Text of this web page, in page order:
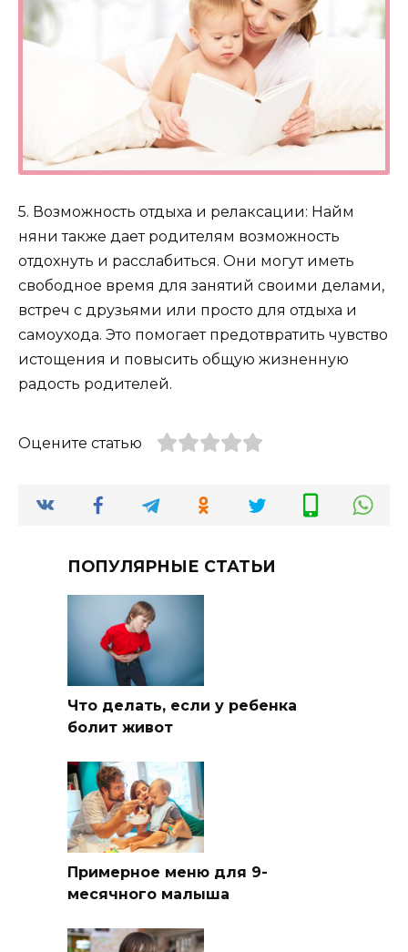
5. Возможность отдыха и релаксации: Найм
няни также дает родителям возможность
отдохнуть и расслабиться. Они могут иметь
свободное время для занятий своими делами,
встреч с друзьями или просто для отдыха и
самоухода. Это помогает предотвратить чувство
истощения и повысить общую жизненную
радость родителей.
Оцените статью
ПОПУЛЯРНЫЕ СТАТЬИ
Что делать, если у ребенка
болит живот
Примерное меню для 9-
месячного малыша